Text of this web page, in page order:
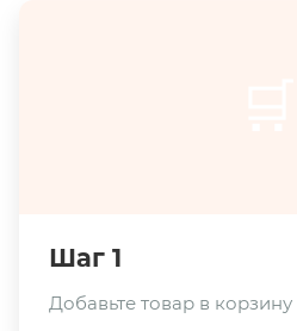
Шаг 1
Добавьте товар в